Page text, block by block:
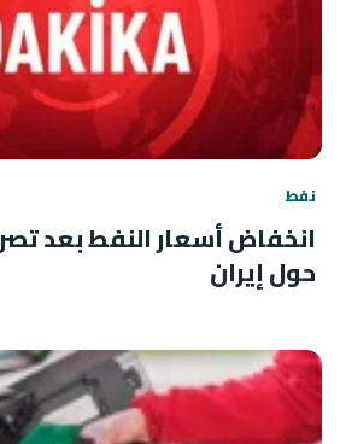
نفط
انخفاض أسعار النفط بعد
حول إيران